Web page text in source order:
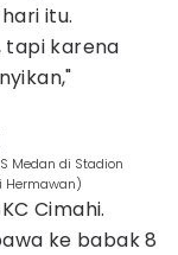
itu.
tapi karena
Medan di Stadion
Hermawan)
Cimahi.
ke babak 8